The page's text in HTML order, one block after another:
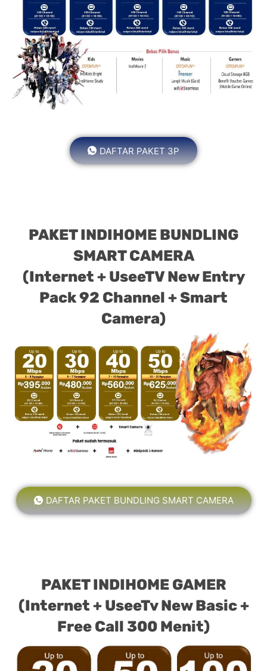
DAFTAR PAKET 3P
PAKET INDIHOME BUNDLING
SMART CAMERA
(Internet + UseeTV New Entry
Pack 92 Channel + Smart
Camera)
DAFTAR PAKET BUNDLING SMART CAMERA
PAKET INDIHOME GAMER
(Internet + UseeTv New Basic +
Free Call 300 Menit)